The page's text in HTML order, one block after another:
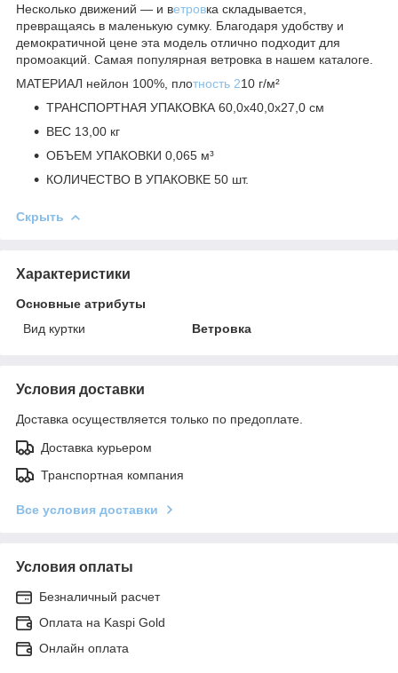
Несколько движений — и ветровка складывается,
превращаясь в маленькую сумку. Благодаря удобству и
демократичной цене эта модель отлично подходит для
промоакций. Самая популярная ветровка в нашем каталоге.
МАТЕРИАЛ нейлон 100%, плотность 210 г/м²
ТРАНСПОРТНАЯ УПАКОВКА 60,0x40,0x27,0 см
ВЕС 13,00 кг
ОБЪЕМ УПАКОВКИ 0,065 м³
КОЛИЧЕСТВО В УПАКОВКЕ 50 шт.
Скрыть
Характеристики
Основные атрибуты
Вид куртки
Ветровка
Условия доставки
Доставка осуществляется только по предоплате.
Доставка курьером
Транспортная компания
Все условия доставки
Условия оплаты
Безналичный расчет
Оплата на Kaspi Gold
Онлайн оплата